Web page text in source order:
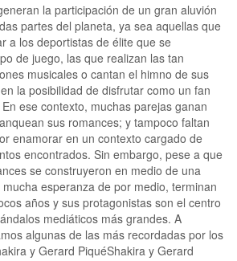
la participación de un gran aluvión
partes del planeta, ya sea aquellas que
a los deportistas de élite que se
de juego, las que realizan las tan
musicales o cantan el himno de sus
la posibilidad de disfrutar como un fan
ese contexto, muchas parejas ganan
sus romances; y tampoco faltan
enamorar en un contexto cargado de
encontrados. Sin embargo, pese a que
se construyeron en medio de una
esperanza de por medio, terminan
años y sus protagonistas son el centro
mediáticos más grandes. A
algunas de las más recordadas por los
y Gerard PiquéShakira y Gerard